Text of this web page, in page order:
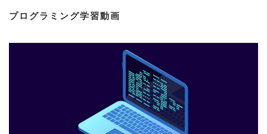
プログラミング学習動画